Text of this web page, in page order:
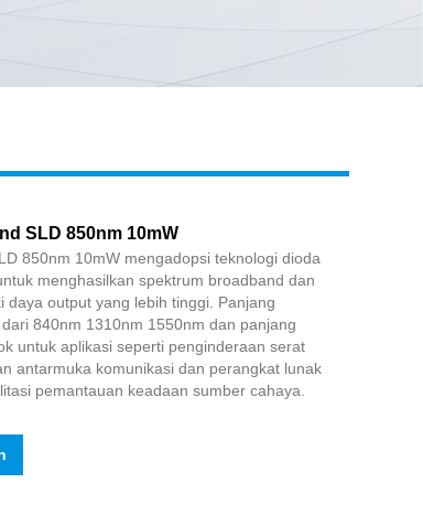
SLD 850nm 10mW
850nm 10mW mengadopsi teknologi dioda
menghasilkan spektrum broadband dan
daya output yang lebih tinggi. Panjang
840nm 1310nm 1550nm dan panjang
untuk aplikasi seperti penginderaan serat
antarmuka komunikasi dan perangkat lunak
pemantauan keadaan sumber cahaya.